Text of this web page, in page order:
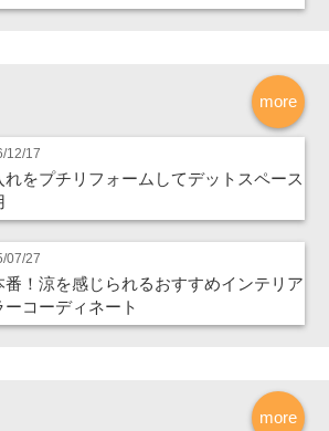
more
12/17
れをプチリフォームしてデットスペース
07/27
番！涼を感じられるおすすめインテリア
ーコーディネート
more